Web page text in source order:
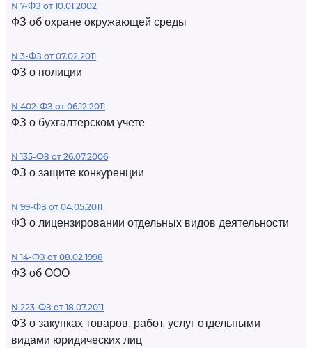
N 7-ФЗ от 10.01.2002
ФЗ об охране окружающей среды
N 3-ФЗ от 07.02.2011
ФЗ о полиции
N 402-ФЗ от 06.12.2011
ФЗ о бухгалтерском учете
N 135-ФЗ от 26.07.2006
ФЗ о защите конкуренции
N 99-ФЗ от 04.05.2011
ФЗ о лицензировании отдельных видов деятельности
N 14-ФЗ от 08.02.1998
ФЗ об ООО
N 223-ФЗ от 18.07.2011
ФЗ о закупках товаров, работ, услуг отдельными
видами юридических лиц